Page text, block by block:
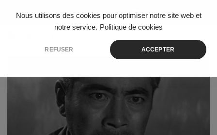
Nous utilisons des cookies pour optimiser notre site web et
notre service. Politique de cookies
REFUSER ACCEPTER
Skip to content